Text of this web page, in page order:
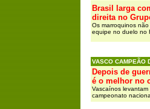
Brasil larga
direita no
Os marroquinos
equipe no duelo no
VASCO CAMPEÃO
Depois de
é o melhor no
Vascaínos
campeonato